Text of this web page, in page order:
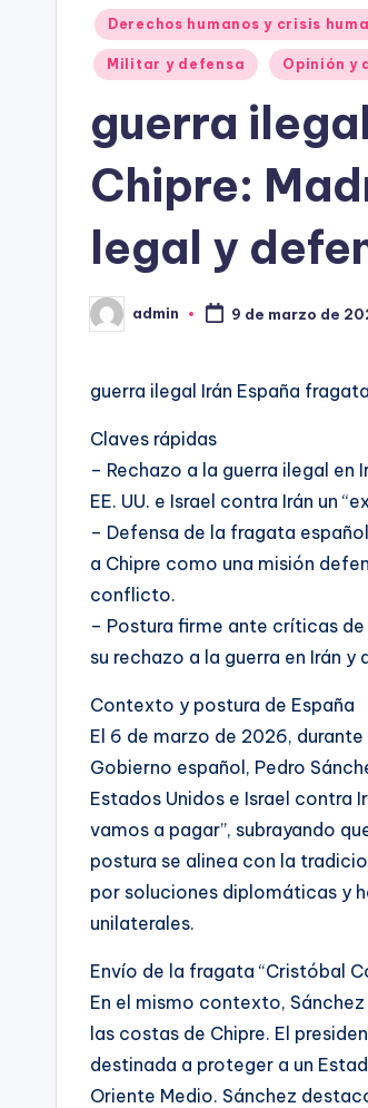
Publicado
en
Derechos humanos y crisis
Militar y defensa Opinión y
guerra
Chipre:
legal y
Publicado
por
admin 9 de marzo de
guerra ilegal Irán España
Claves rápidas
– Rechazo a la guerra ilegal en
EE. UU. e Israel contra Irán un
– Defensa de la fragata
a Chipre como una misión
conflicto.
– Postura firme ante críticas de
su rechazo a la guerra en Irán
Contexto y postura de España
El 6 de marzo de 2026,
Gobierno español, Pedro
Estados Unidos e Israel contra
vamos a pagar”, subrayando
postura se alinea con la
por soluciones diplomáticas y
unilaterales.
Envío de la fragata “Cristóbal
En el mismo contexto,
las costas de Chipre. El
destinada a proteger a un
Oriente Medio. Sánchez